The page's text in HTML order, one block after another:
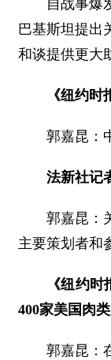
自战事爆
巴基斯坦提出
和谈提供更大
《纽约
郭嘉昆：
法新社记
郭嘉昆：
主要策划者和
《纽约
400家美国肉
郭嘉昆：